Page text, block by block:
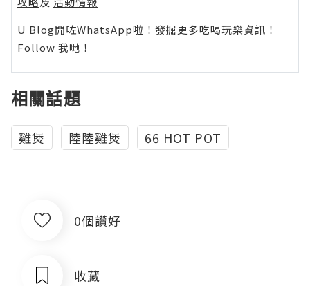
U Blog開咗WhatsApp啦！發掘更多吃喝玩樂資訊！
Follow 我哋 ！
相關話題
雞煲 陸陸雞煲 66 HOT POT
0個讚好
收藏